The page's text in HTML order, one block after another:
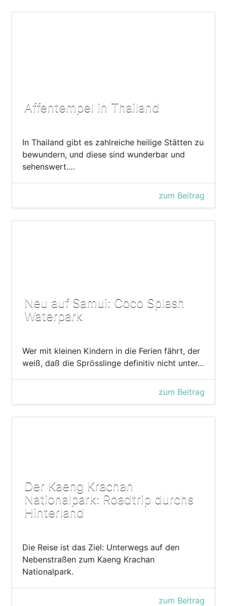
Affentempel in Thailand
In Thailand gibt es zahlreiche heilige Stätten zu
bewundern, und diese sind wunderbar und
sehenswert.…
zum Beitrag
Neu auf Samui: Coco Splash
Waterpark
Wer mit kleinen Kindern in die Ferien fährt, der
weiß, daß die Sprösslinge definitiv nicht unter…
zum Beitrag
Der Kaeng Krachan
Nationalpark: Roadtrip durchs
Hinterland
Die Reise ist das Ziel: Unterwegs auf den
Nebenstraßen zum Kaeng Krachan
Nationalpark.
zum Beitrag